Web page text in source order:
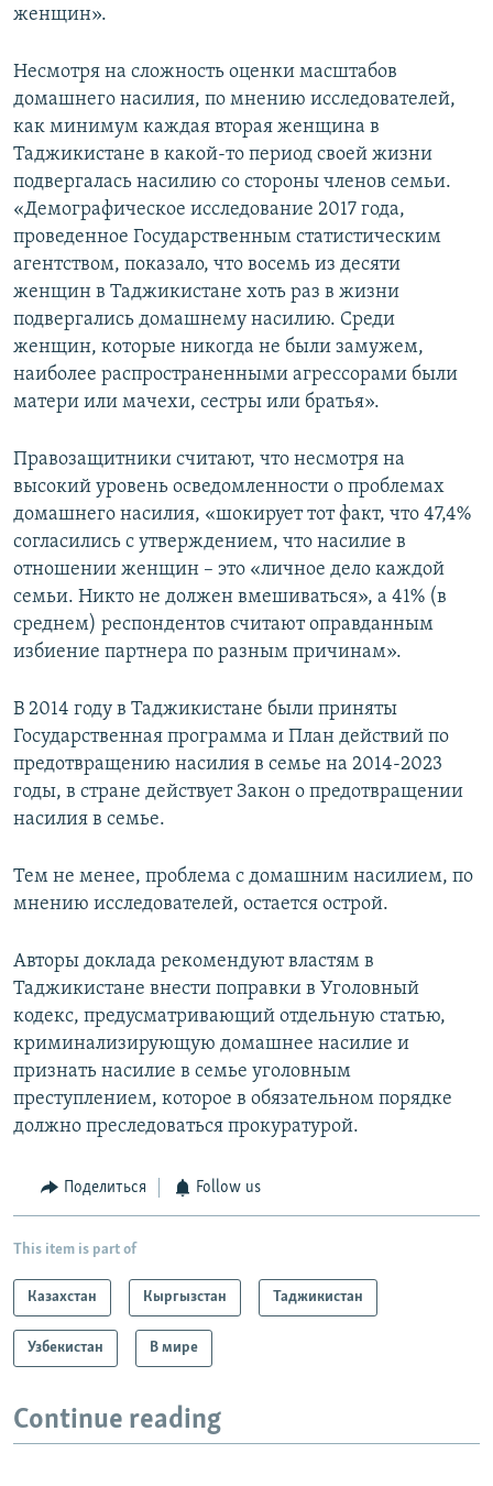
женщин».
Несмотря на сложность оценки масштабов
домашнего насилия, по мнению исследователей,
как минимум каждая вторая женщина в
Таджикистане в какой-то период своей жизни
подвергалась насилию со стороны членов семьи.
«Демографическое исследование 2017 года,
проведенное Государственным статистическим
агентством, показало, что восемь из десяти
женщин в Таджикистане хоть раз в жизни
подвергались домашнему насилию. Среди
женщин, которые никогда не были замужем,
наиболее распространенными агрессорами были
матери или мачехи, сестры или братья».
Правозащитники считают, что несмотря на
высокий уровень осведомленности о проблемах
домашнего насилия, «шокирует тот факт, что 47,4%
согласились с утверждением, что насилие в
отношении женщин – это «личное дело каждой
семьи. Никто не должен вмешиваться», а 41% (в
среднем) респондентов считают оправданным
избиение партнера по разным причинам».
В 2014 году в Таджикистане были приняты
Государственная программа и План действий по
предотвращению насилия в семье на 2014-2023
годы, в стране действует Закон о предотвращении
насилия в семье.
Тем не менее, проблема с домашним насилием, по
мнению исследователей, остается острой.
Авторы доклада рекомендуют властям в
Таджикистане внести поправки в Уголовный
кодекс, предусматривающий отдельную статью,
криминализирующую домашнее насилие и
признать насилие в семье уголовным
преступлением, которое в обязательном порядке
должно преследоваться прокуратурой.
Поделиться Follow us
This item is part of
Казахстан Кыргызстан Таджикистан
Узбекистан В мире
Continue reading